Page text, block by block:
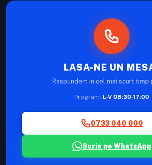
LASA-NE UN
Raspundem in cel mai scurt timp
Program: L-V 08:30-17:00
0733 040 000
Scrie pe WhatsApp